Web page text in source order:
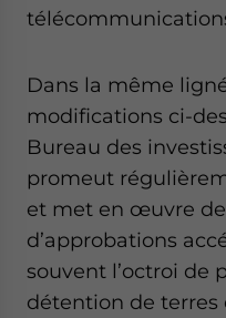
Dans la même
modifications ci-
Bureau des
promeut
et met en œuvre
d’approbations
souvent l’octroi de
détention de terres